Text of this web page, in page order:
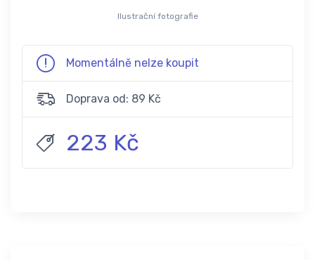
Ilustrační fotografie
Momentálně nelze koupit
Doprava od: 89 Kč
223 Kč